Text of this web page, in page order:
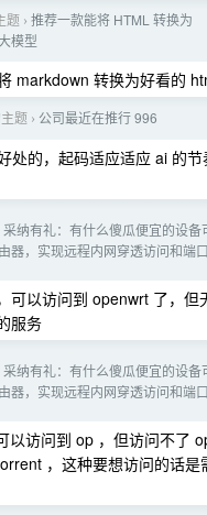
题 › 推荐一款能将 HTML 转换为
模型
markdown 转换为好看的
题 › 公司最近在推行 996
处的，起码适应适应 ai 的
采纳有礼：有什么傻瓜便宜的设备
器，实现远程内网穿透访问和端口
可以访问到 openwrt 了，但
服务
采纳有礼：有什么傻瓜便宜的设备
器，实现远程内网穿透访问和端口
以访问到 op ，但访问不了
，这种要想访问的话是